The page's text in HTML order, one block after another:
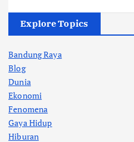
Explore Topics
Bandung Raya
Blog
Dunia
Ekonomi
Fenomena
Gaya Hidup
Hiburan